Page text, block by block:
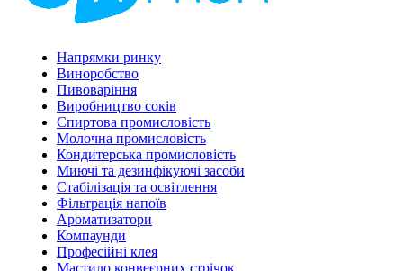
Напрямки ринку
Виноробство
Пивоваріння
Виробництво соків
Спиртова промисловість
Молочна промисловість
Кондитерська промисловість
Миючі та дезинфікуючі засоби
Стабілізація та освітлення
Фільтрація напоїв
Ароматизатори
Компаунди
Професійні клея